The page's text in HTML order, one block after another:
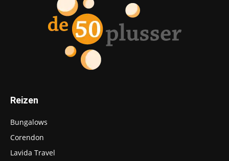
Reizen
Bungalows
Corendon
Lavida Travel